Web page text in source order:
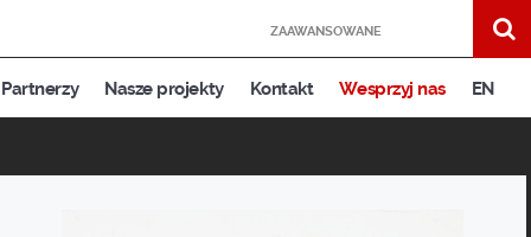
ZAAWANSOWANE
Partnerzy Nasze projekty Kontakt Wesprzyj nas EN